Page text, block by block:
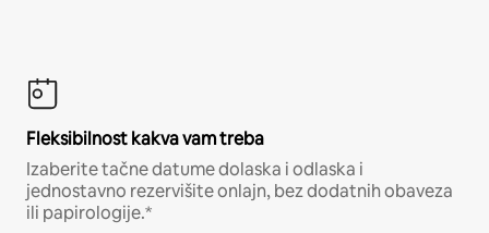
Fleksibilnost kakva vam treba
Izaberite tačne datume dolaska i odlaska i
jednostavno rezervišite onlajn, bez dodatnih obaveza
ili papirologije.*